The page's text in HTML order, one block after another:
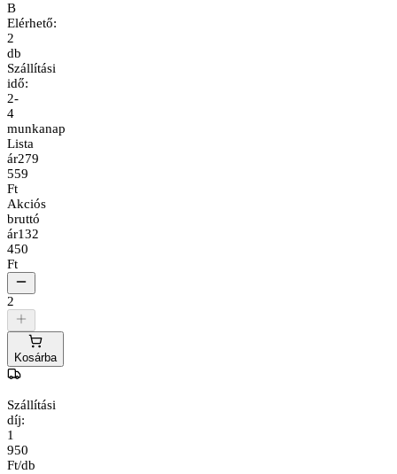
B
Elérhető:
2
db
Szállítási
idő:
2-
4
munkanap
Lista
ár279
559
Ft
Akciós
bruttó
ár132
450
Ft
2
Kosárba
Szállítási
díj:
1
950
Ft/db